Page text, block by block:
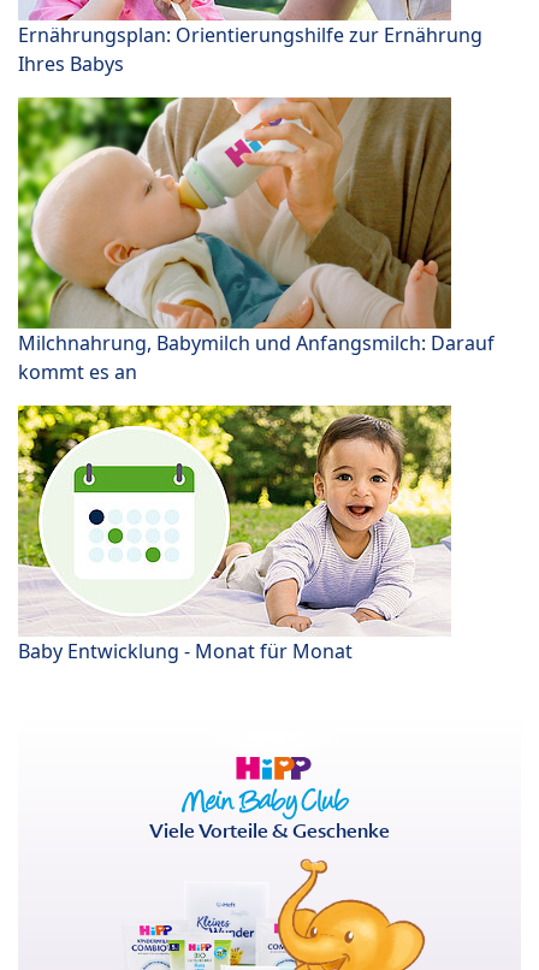
Ernährungsplan: Orientierungshilfe zur Ernährung
Ihres Babys
Milchnahrung, Babymilch und Anfangsmilch: Darauf
kommt es an
Baby Entwicklung - Monat für Monat
Viele Vorteile & Geschenke